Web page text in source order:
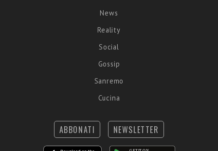
News
Reality
Social
Gossip
Sanremo
Cucina
ABBONATI NEWSLETTER